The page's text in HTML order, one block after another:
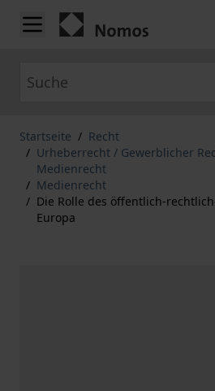
Zum Inhalt springen
Startseite / Recht
/ Urheberrecht / Gewerblicher
Medienrecht
/ Medienrecht
/ Die Rolle des öffentlich-
Europa